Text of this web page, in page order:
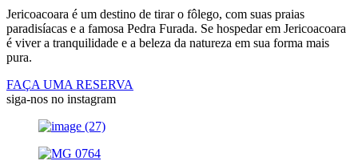
Jericoacoara é um destino de tirar o fôlego, com suas praias
paradisíacas e a famosa Pedra Furada. Se hospedar em Jericoacoara
é viver a tranquilidade e a beleza da natureza em sua forma mais
pura.
FAÇA UMA RESERVA
siga-nos no instagram